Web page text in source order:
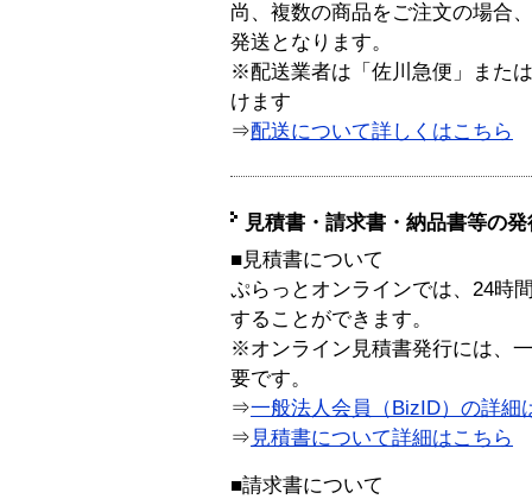
尚、複数の商品をご注文の場合
発送となります。
※配送業者は「佐川急便」また
けます
⇒配送について詳しくはこちら
見積書・請求書・納品書等の
■見積書について
ぷらっとオンラインでは、24時
することができます。
※オンライン見積書発行には、
要です。
⇒一般法人会員（BizID）の詳細
⇒ 見積書について詳細はこちら
■請求書について